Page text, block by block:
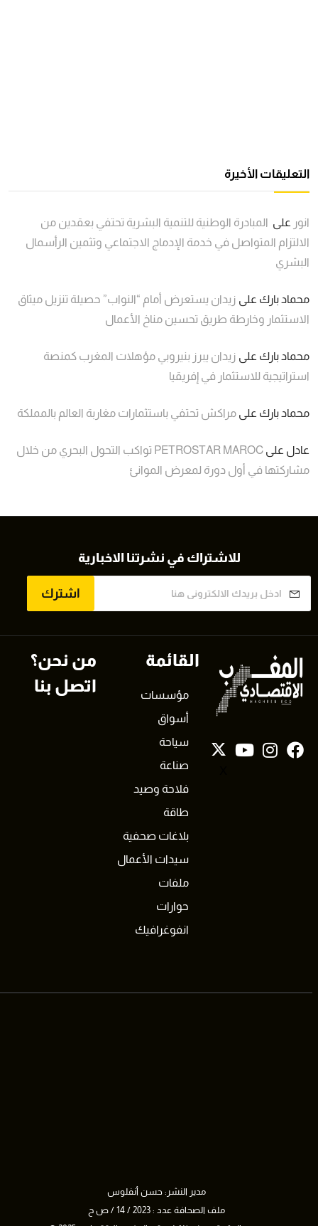
التعليقات الأخيرة
انور على المبادرة الوطنية للتنمية البشرية تحتفي بعقدين من
الالتزام المتواصل في خدمة الإدماج الاجتماعي وتثمين الرأسمال
البشري
محماد بارك على زيدان يستعرض أمام “النواب” حصيلة تنزيل ميثاق
الاستثمار وخارطة طريق تحسين مناخ الأعمال
محماد بارك على زيدان يبرز بنيروبي مؤهلات المغرب كمنصة
استراتيجية للاستثمار في إفريقيا
محماد بارك على مراكش تحتفي باستثمارات مغاربة العالم بالمملكة
عادل على
PETROSTAR MAROC تواكب التحول البحري من خلال
مشاركتها في أول دورة لمعرض الموانئ
للاشتراك في نشرتنا الاخبارية
اشترك
القائمة
مؤسسات
أسواق
سياحة
صناعة
فلاحة وصيد
طاقة
بلاغات صحفية
سيدات الأعمال
ملفات
حوارات
انفوغرافيك
من نحن؟
اتصل بنا
مدير النشر: حسن أنفلوس
ملف الصحافة عدد : 2023 / 14 / ص ح